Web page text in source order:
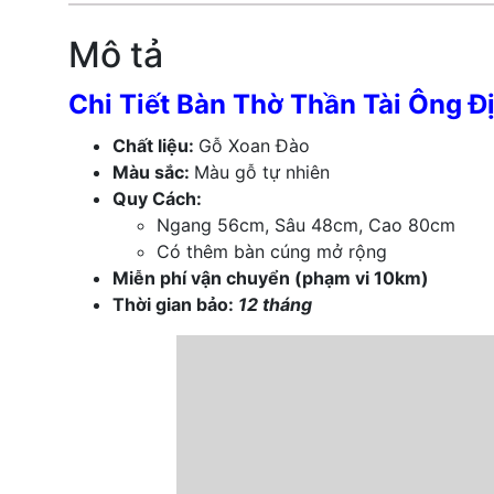
Mô tả
Chi Tiết Bàn Thờ Thần Tài Ông
Chất liệu: Gỗ Xoan Đào
Màu sắc: Màu gỗ tự nhiên
Quy Cách:
Ngang 56cm, Sâu 48cm, Cao 80cm
Có thêm bàn cúng mở rộng
Miễn phí vận chuyển (phạm vi 10km)
Thời gian bảo: 12 tháng